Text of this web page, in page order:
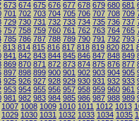
673 674 675 676 677 678 679 680 681
701 702 703 704 705 706 707 708 709
729 730 731 732 733 734 735 736 737
757 758 759 760 761 762 763 764 765
785 786 787 788 789 790 791 792 793
813 814 815 816 817 818 819 820 821
841 842 843 844 845 846 847 848 849
869 870 871 872 873 874 875 876 877
897 898 899 900 901 902 903 904 905
925 926 927 928 929 930 931 932 933
953 954 955 956 957 958 959 960 961
981 982 983 984 985 986 987 988 989
1007 1008 1009 1010 1011 1012 1013
1029 1030 1031 1032 1033 1034 1035